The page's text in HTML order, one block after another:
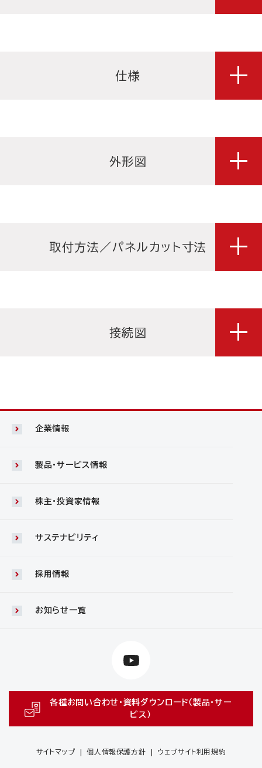
仕様
外形図
取付方法／パネルカット寸法
接続図
企業情報
製品・サービス情報
株主・投資家情報
サステナビリティ
採用情報
お知らせ一覧
各種お問い合わせ・資料ダウンロード（製品・サー
ビス）
サイトマップ 個人情報保護方針 ウェブサイト利用規約